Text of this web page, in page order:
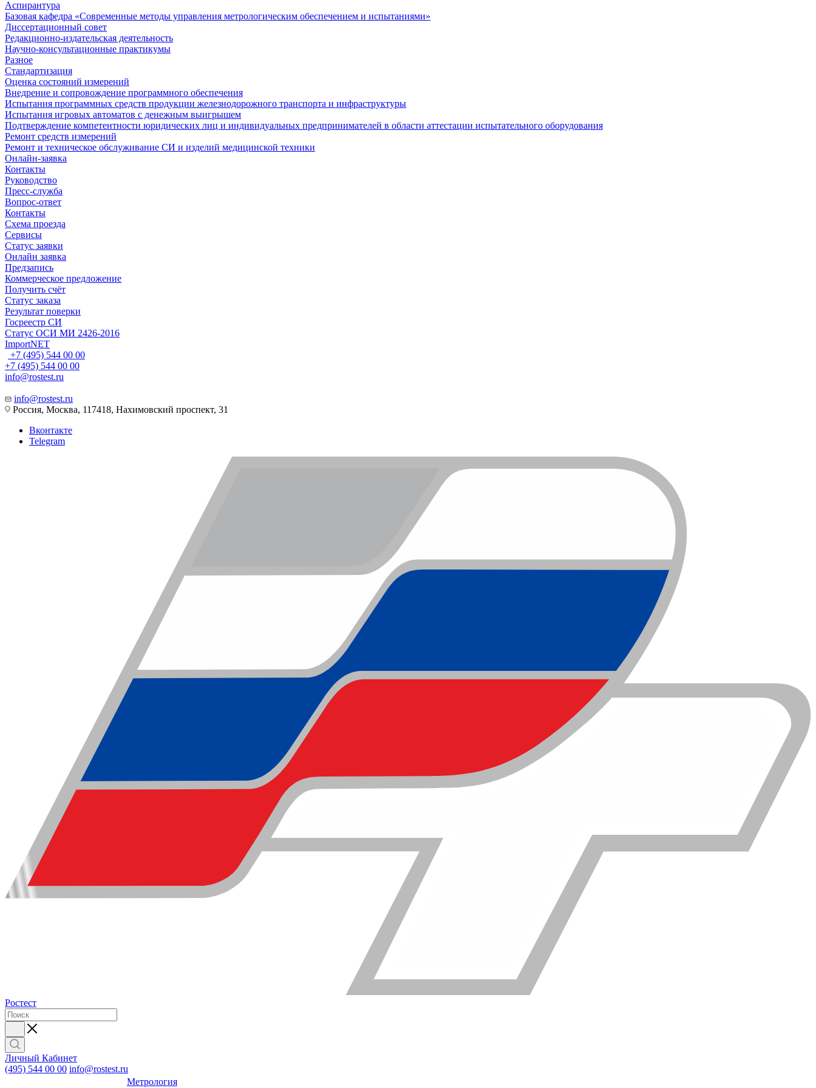
Аспирантура
Базовая кафедра «Современные методы управления метрологическим обеспечением и испытаниями»
Диссертационный совет
Редакционно-издательская деятельность
Научно-консультационные практикумы
Разное
Стандартизация
Оценка состояний измерений
Внедрение и сопровождение программного обеспечения
Испытания программных средств продукции железнодорожного транспорта и инфраструктуры
Испытания игровых автоматов с денежным выигрышем
Подтверждение компетентности юридических лиц и индивидуальных предпринимателей в области аттестации испытательного оборудования
Ремонт средств измерений
Ремонт и техническое обслуживание СИ и изделий медицинской техники
Онлайн-заявка
Контакты
Руководство
Пресс-служба
Вопрос-ответ
Контакты
Схема проезда
Сервисы
Статус заявки
Онлайн заявка
Предзапись
Коммерческое предложение
Получить счёт
Статус заказа
Результат поверки
Госреестр СИ
Статус ОСИ МИ 2426-2016
ImportNET
+7 (495) 544 00 00
+7 (495) 544 00 00
info@rostest.ru
info@rostest.ru
Россия, Москва, 117418, Нахимовский проспект, 31
Вконтакте
Telegram
Ростест
Личный Кабинет
(495) 544 00 00 info@rostest.ru
Метрология